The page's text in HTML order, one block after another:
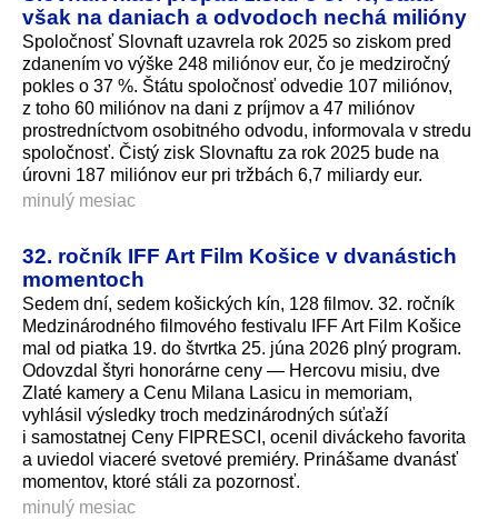
však na daniach a odvodoch nechá milióny
Spoločnosť Slovnaft uzavrela rok 2025 so ziskom pred
zdanením vo výške 248 miliónov eur, čo je medziročný
pokles o 37 %. Štátu spoločnosť odvedie 107 miliónov,
z toho 60 miliónov na dani z príjmov a 47 miliónov
prostredníctvom osobitného odvodu, informovala v stredu
spoločnosť. Čistý zisk Slovnaftu za rok 2025 bude na
úrovni 187 miliónov eur pri tržbách 6,7 miliardy eur.
minulý mesiac
32. ročník IFF Art Film Košice v dvanástich
momentoch
Sedem dní, sedem košických kín, 128 filmov. 32. ročník
Medzinárodného filmového festivalu IFF Art Film Košice
mal od piatka 19. do štvrtka 25. júna 2026 plný program.
Odovzdal štyri honorárne ceny — Hercovu misiu, dve
Zlaté kamery a Cenu Milana Lasicu in memoriam,
vyhlásil výsledky troch medzinárodných súťaží
i samostatnej Ceny FIPRESCI, ocenil diváckeho favorita
a uviedol viaceré svetové premiéry. Prinášame dvanásť
momentov, ktoré stáli za pozornosť.
minulý mesiac